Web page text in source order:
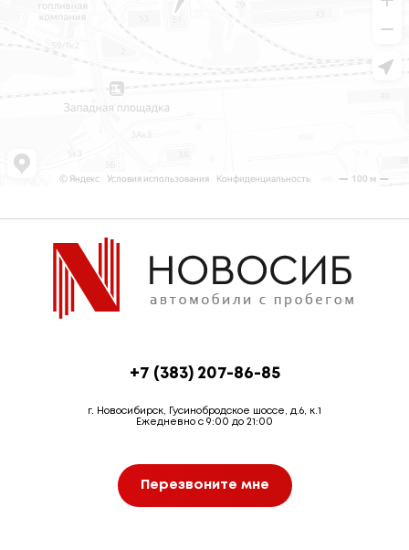
+7 (383) 207-86-85
г. Новосибирск, Гусинобродское шоссе, д.6, к.1
Ежедневно с 9:00 до 21:00
Перезвоните мне